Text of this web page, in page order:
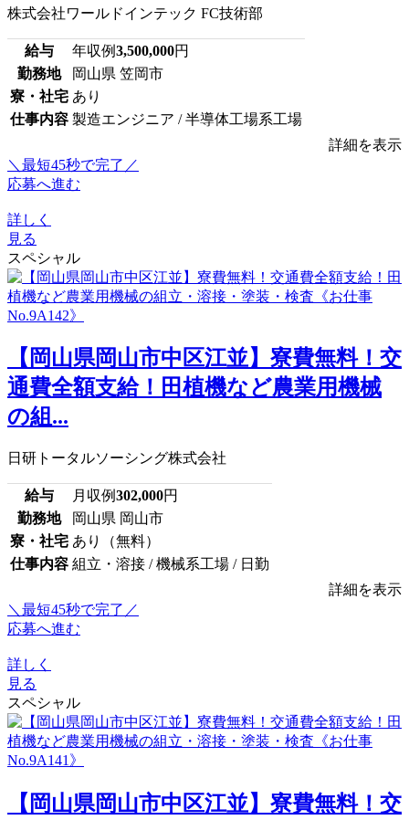
株式会社ワールドインテック FC技術部
給与 年収例3,500,000円
勤務地
岡山県 笠岡市
寮・社宅 あり
仕事内容 製造エンジニア / 半導体工場系工場
詳細を表示
＼最短45秒で完了／
応募へ進む
詳しく
見る
スペシャル
【岡山県岡山市中区江並】寮費無料！交
通費全額支給！田植機など農業用機械
の組...
日研トータルソーシング株式会社
給与 月収例302,000円
勤務地
岡山県 岡山市
寮・社宅 あり（無料）
仕事内容 組立・溶接 / 機械系工場 / 日勤
詳細を表示
＼最短45秒で完了／
応募へ進む
詳しく
見る
スペシャル
【岡山県岡山市中区江並】寮費無料！交